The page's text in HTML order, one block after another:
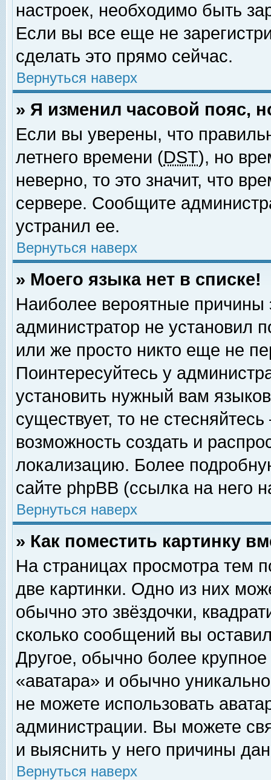
настроек, необходимо быть
Если вы все еще не
сделать это прямо сейчас.
Вернуться наверх
» Я изменил часовой пояс,
Если вы уверены, что
летнего времени (DST), но
неверно, то это значит, что
сервере. Сообщите
устранил ее.
Вернуться наверх
» Моего языка нет в списке!
Наиболее вероятные причины
администратор не установил
или же просто никто еще не
Поинтересуйтесь у
установить нужный вам
существует, то не
возможность создать и
локализацию. Более
сайте phpBB (ссылка на него
Вернуться наверх
» Как поместить картинку
На страницах просмотра тем
две картинки. Одно из них
обычно это звёздочки,
сколько сообщений вы
Другое, обычно более
«аватара» и обычно
не можете использовать
администрации. Вы можете
и выяснить у него причины
Вернуться наверх